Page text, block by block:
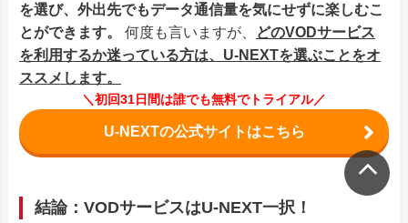
を選び、外出先でもデータ通信量を気にせずに楽しむこ
とができます。
何度も言いますが、 どのVODサービス
を利用するか迷っている方は、U-NEXTを選ぶことをオ
ススメします。
＼初回31日間は誰でも無料でトライアル／
U-NEXTの公式サイトはこちら
結論：VODサービスはU-NEXT一択！